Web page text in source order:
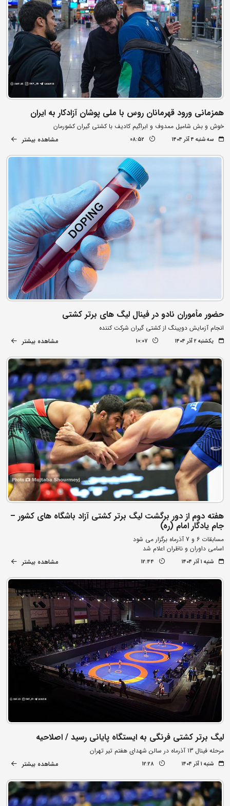
همزمانی ورود قهرمانان روس با ملی پوشان آزادکار به ایران
خوش و بش شامیل ممدوف و ابراگیم کادیف با کشتی گیران کشورمان
سه شنبه ۴ آذر ۱۴۰۴ 08:52 مشاهده بیشتر
حضور مأموران نادو در فینال لیگ های برتر کشتی
انجام آزمایش دوپینگ از کشتی گیران شرکت کننده
یکشنبه ۲ آذر ۱۴۰۴ 10:07 مشاهده بیشتر
هفته دوم از دور برگشت لیگ برتر کشتی آزاد باشگاه های کشور –
جام یادگار امام (ره)
مسابقات 6 و 7 آذرماه برگزار می شود
اسامی داوران و ناظران اعلام شد
شنبه ۱ آذر ۱۴۰۴ 12:44 مشاهده بیشتر
لیگ برتر کشتی فرنگی به ایستگاه پایانی رسید / اصلاحیه
مرحله فینال 13 آذرماه در سالن شهدای هفتم تیر تهران
شنبه ۱ آذر ۱۴۰۴ 12:28 مشاهده بیشتر